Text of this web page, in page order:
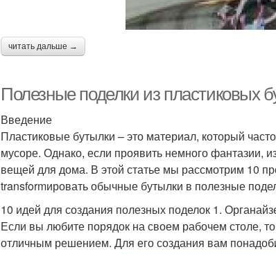
читать дальше →
Полезные поделки из пластиковых
Введение
Пластиковые бутылки – это материал, который
мусоре. Однако, если проявить немного фантазии,
вещей для дома. В этой статье мы рассмотрим 10
transformировать обычные бутылки в полезные
10 идей для создания полезных поделок 1.
Если вы любите порядок на своем рабочем столе,
отличным решением. Для его создания вам